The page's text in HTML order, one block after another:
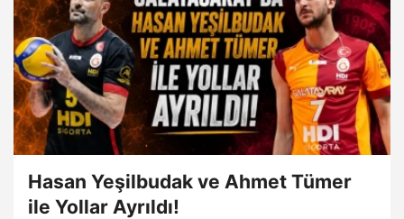
Hasan Yeşilbudak ve Ahmet Tümer
ile Yollar Ayrıldı!